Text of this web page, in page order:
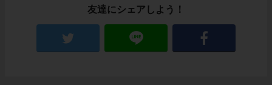
友達にシェアしよう！